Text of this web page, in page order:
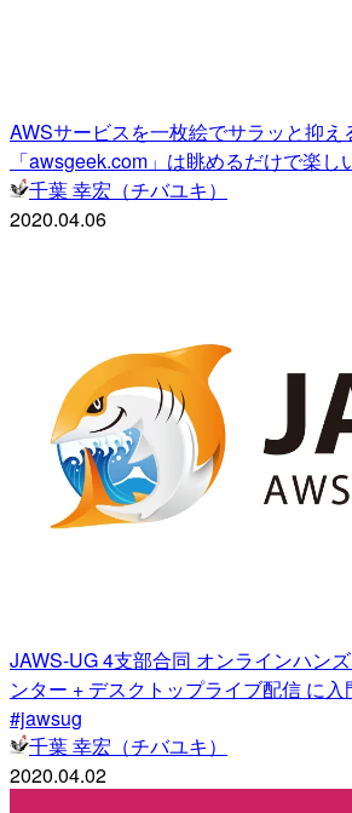
AWSサービスを一枚絵でサラッと抑
「awsgeek.com」は眺めるだけで楽し
千葉 幸宏（チバユキ）
2020.04.06
JAWS-UG 4支部合同 オンラインハン
ンター + デスクトップライブ配信 に入
#jawsug
千葉 幸宏（チバユキ）
2020.04.02